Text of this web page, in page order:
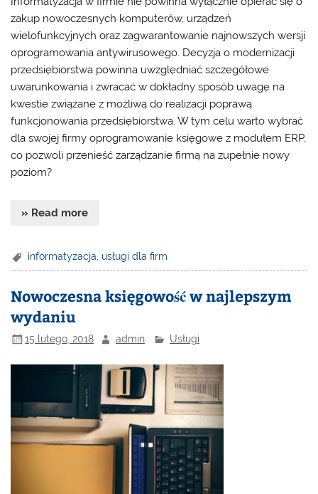
zakup nowoczesnych komputerów, urządzeń
wielofunkcyjnych oraz zagwarantowanie najnowszych wersji
oprogramowania antywirusowego. Decyzja o modernizacji
przedsiębiorstwa powinna uwzględniać szczegółowe
uwarunkowania i zwracać w dokładny sposób uwagę na
kwestie związane z możliwą do realizacji poprawą
funkcjonowania przedsiębiorstwa. W tym celu warto wybrać
dla swojej firmy oprogramowanie księgowe z modułem ERP,
co pozwoli przenieść zarządzanie firmą na zupełnie nowy
poziom?
» Read more
informatyzacja usługi dla firm
Nowoczesna księgowość w najlepszym
wydaniu
15 lutego, 2018 admin Usługi